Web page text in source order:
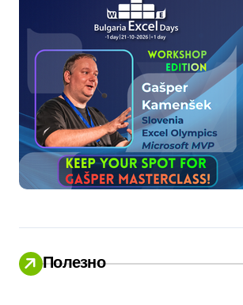
Полезно